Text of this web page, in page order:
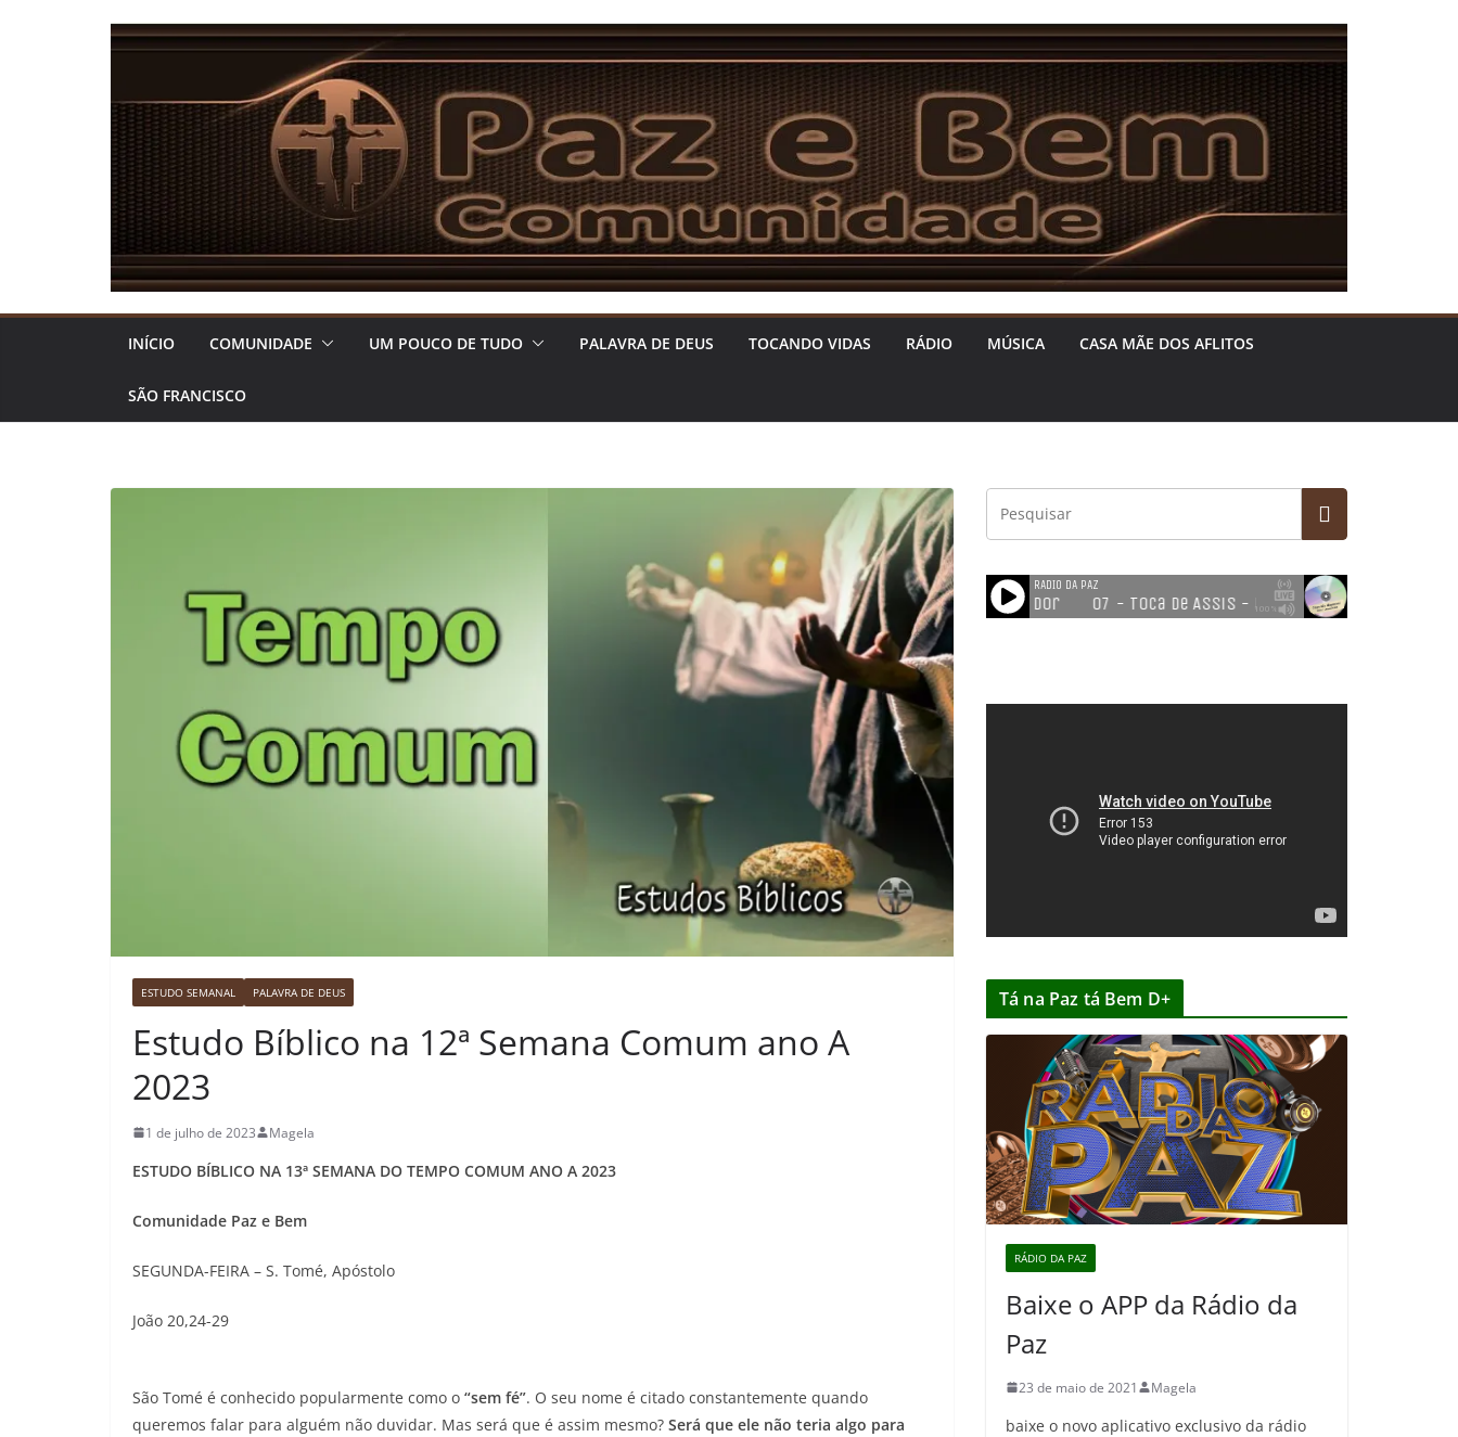
INÍCIO COMUNIDADE UM POUCO DE TUDO PALAVRA DE DEUS TOCANDO VIDAS RÁDIO MÚSICA CASA MÃE DOS AFLITOS
SÃO FRANCISCO
ESTUDO SEMANAL PALAVRA DE DEUS
Estudo Bíblico na 12ª Semana Comum ano A
2023
1 de julho de 2023 Magela
ESTUDO BÍBLICO NA 13ª SEMANA DO TEMPO COMUM ANO A 2023
Comunidade Paz e Bem
SEGUNDA-FEIRA – S. Tomé, Apóstolo
João 20,24-29
São Tomé é conhecido popularmente como o “sem fé”. O seu nome é citado constantemente quando
queremos falar para alguém não duvidar. Mas será que é assim mesmo? Será que ele não teria algo para
Tá na Paz tá Bem D+
RÁDIO DA PAZ
Baixe o APP da Rádio da
Paz
23 de maio de 2021 Magela
baixe o novo aplicativo exclusivo da rádio